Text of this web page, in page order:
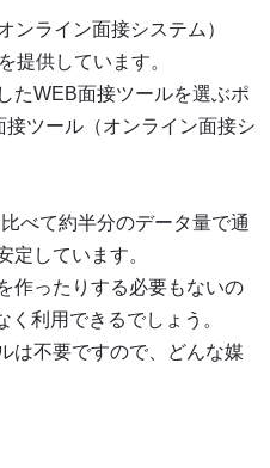
ンライン面接システム）
を提供しています。
たWEB面接ツールを選ぶポ
ツール（オンライン面接シ
べて約半分のデータ量で通
定しています。
作ったりする必要もないの
利用できるでしょう。
は不要ですので、どんな媒